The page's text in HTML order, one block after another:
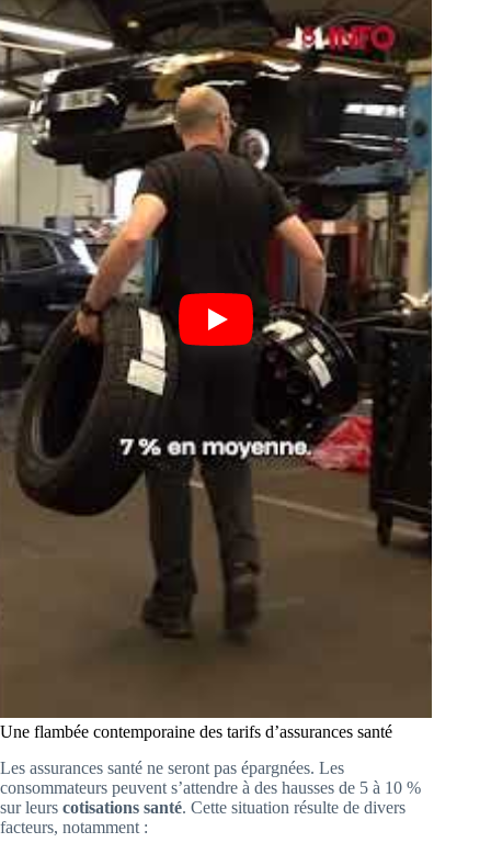
Une flambée contemporaine des tarifs d’assurances santé
Les assurances santé ne seront pas épargnées. Les
consommateurs peuvent s’attendre à des hausses de 5 à 10 %
sur leurs cotisations santé. Cette situation résulte de divers
facteurs, notamment :